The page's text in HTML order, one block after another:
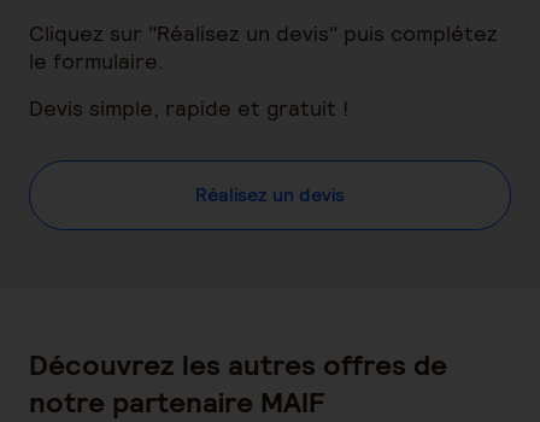
Cliquez sur "Réalisez un devis" puis complétez
le formulaire.
Devis simple, rapide et gratuit !
Réalisez un devis
Découvrez les autres offres de
notre partenaire MAIF